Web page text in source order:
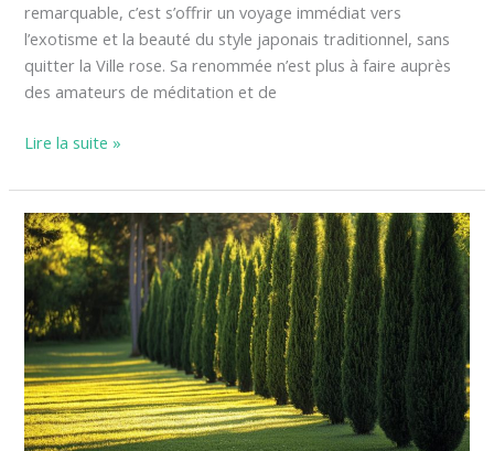
remarquable, c’est s’offrir un voyage immédiat vers
l’exotisme et la beauté du style japonais traditionnel, sans
quitter la Ville rose. Sa renommée n’est plus à faire auprès
des amateurs de méditation et de
Lire la suite »
Comment
choisir
des
cyprès
pour
une
haie
dense
et